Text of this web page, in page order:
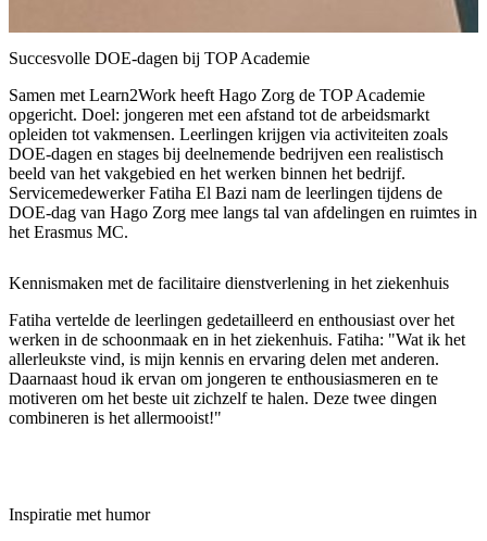
Succesvolle DOE-dagen bij TOP Academie
Samen met Learn2Work heeft Hago Zorg de TOP Academie
opgericht. Doel: jongeren met een afstand tot de arbeidsmarkt
opleiden tot vakmensen. Leerlingen krijgen via activiteiten zoals
DOE-dagen en stages bij deelnemende bedrijven een realistisch
beeld van het vakgebied en het werken binnen het bedrijf.
Servicemedewerker Fatiha El Bazi nam de leerlingen tijdens de
DOE-dag van Hago Zorg mee langs tal van afdelingen en ruimtes in
het Erasmus MC.
Kennismaken met de facilitaire dienstverlening in het ziekenhuis
Fatiha vertelde de leerlingen gedetailleerd en enthousiast over het
werken in de schoonmaak en in het ziekenhuis. Fatiha: "Wat ik het
allerleukste vind, is mijn kennis en ervaring delen met anderen.
Daarnaast houd ik ervan om jongeren te enthousiasmeren en te
motiveren om het beste uit zichzelf te halen. Deze twee dingen
combineren is het allermooist!"
Inspiratie met humor